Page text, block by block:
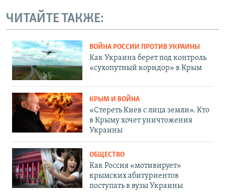
ЧИТАЙТЕ ТАКЖЕ:
ВОЙНА РОССИИ ПРОТИВ УКРАИНЫ
Как Украина берет под контроль
«сухопутный коридор» в Крым
КРЫМ И ВОЙНА
«Стереть Киев с лица земли». Кто
в Крыму хочет уничтожения
Украины
ОБЩЕСТВО
Как Россия «мотивирует»
крымских абитуриентов
поступать в вузы Украины